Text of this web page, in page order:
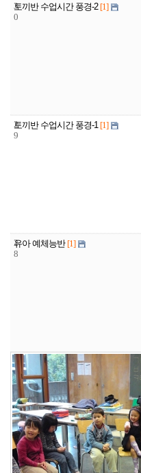
3
0
토끼반 수업시간 풍경-2 [1]
2
9
토끼반 수업시간 풍경-1 [1]
2
8
유아 예체능반 [1]